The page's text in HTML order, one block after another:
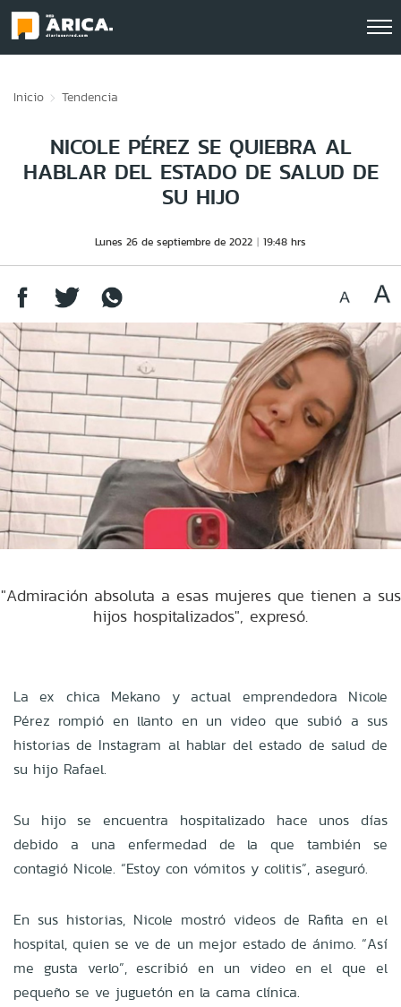
Inicio Tendencia
NICOLE PÉREZ SE QUIEBRA AL
HABLAR DEL ESTADO DE SALUD DE
SU HIJO
Lunes 26 de septiembre de 2022 19:48 hrs
"Admiración absoluta a esas mujeres que tienen a sus
hijos hospitalizados", expresó.
La ex chica Mekano y actual emprendedora Nicole
Pérez rompió en llanto en un video que subió a sus
historias de Instagram al hablar del estado de salud de
su hijo Rafael.
Su hijo se encuentra hospitalizado hace unos días
debido a una enfermedad de la que también se
contagió Nicole. “Estoy con vómitos y colitis”, aseguró.
En sus historias, Nicole mostró videos de Rafita en el
hospital, quien se ve de un mejor estado de ánimo. “Así
me gusta verlo”, escribió en un video en el que el
pequeño se ve juguetón en la cama clínica.